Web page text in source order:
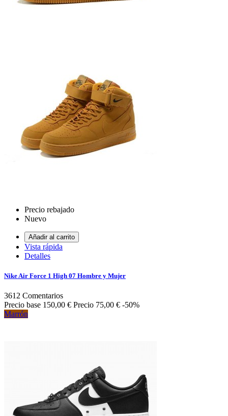
Precio rebajado
Nuevo
Añadir al carrito
Vista rápida
Detalles
Nike Air Force 1 High 07 Hombre y Mujer
3612 Comentarios
Precio base 150,00 € Precio 75,00 € -50%
Marrón